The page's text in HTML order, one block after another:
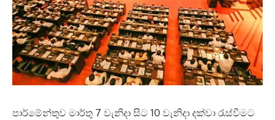
පාර්මේන්තුව මාර්තු 7 වැනිදා සිට 10 වැනිදා දක්වා රැස්වීමට